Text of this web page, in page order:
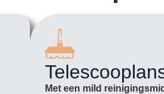
Met een mild